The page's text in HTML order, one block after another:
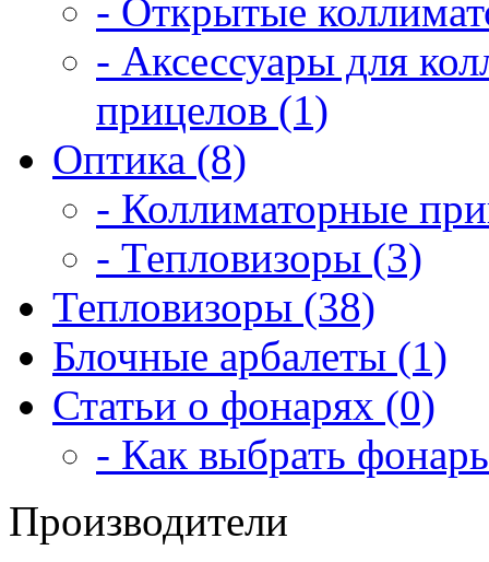
- Открытые
- Аксессуары для
прицелов (1)
Оптика (8)
- Коллиматорные
- Тепловизоры (3)
Тепловизоры (38)
Блочные арбалеты (1)
Статьи о фонарях (0)
- Как выбрать
Производители